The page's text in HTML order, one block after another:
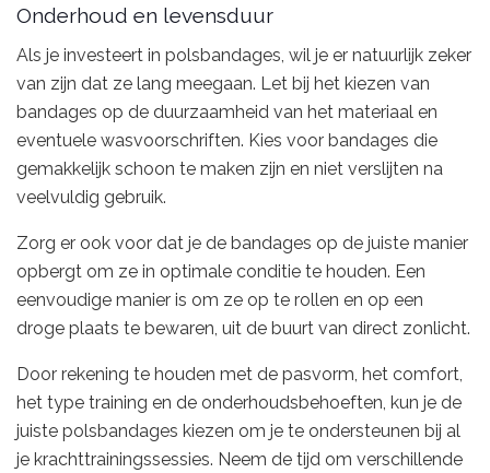
Onderhoud en levensduur
Als je investeert in polsbandages, wil je er natuurlijk zeker
van zijn dat ze lang meegaan. Let bij het kiezen van
bandages op de duurzaamheid van het materiaal en
eventuele wasvoorschriften. Kies voor bandages die
gemakkelijk schoon te maken zijn en niet verslijten na
veelvuldig gebruik.
Zorg er ook voor dat je de bandages op de juiste manier
opbergt om ze in optimale conditie te houden. Een
eenvoudige manier is om ze op te rollen en op een
droge plaats te bewaren, uit de buurt van direct zonlicht.
Door rekening te houden met de pasvorm, het comfort,
het type training en de onderhoudsbehoeften, kun je de
juiste polsbandages kiezen om je te ondersteunen bij al
je krachttrainingssessies. Neem de tijd om verschillende